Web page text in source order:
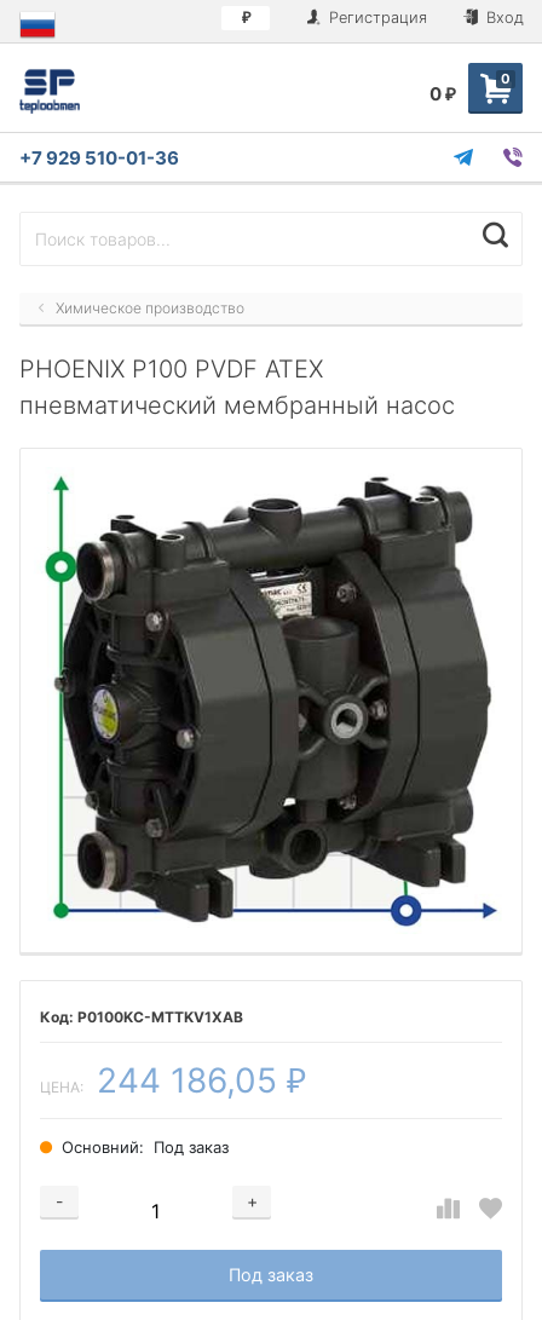
₽ Регистрация Вход
0
0 ₽
+7 929 510-01-36
Химическое производство
PHOENIX P100 PVDF ATEX
пневматический мембранный насос
P0100KC-MTTKV1XAB
ЦЕНА: 244 186,05 ₽
Основний: Под заказ
-
+
Добавляется...
Под заказ
Добавлен